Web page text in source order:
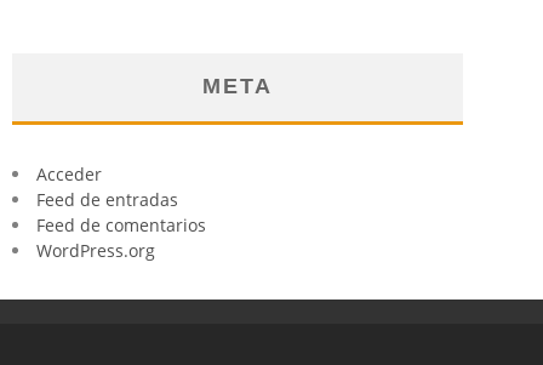
META
Acceder
Feed de entradas
Feed de comentarios
WordPress.org